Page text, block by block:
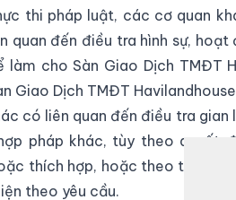
thi pháp luật, các cơ quan
quan đến điều tra hình sự,
cho Sàn Giao Dịch TMĐT
Giao Dịch TMĐT
có liên quan đến điều tra
pháp khác, tùy theo quyết
thích hợp, hoặc theo thỏa
theo yêu cầu.